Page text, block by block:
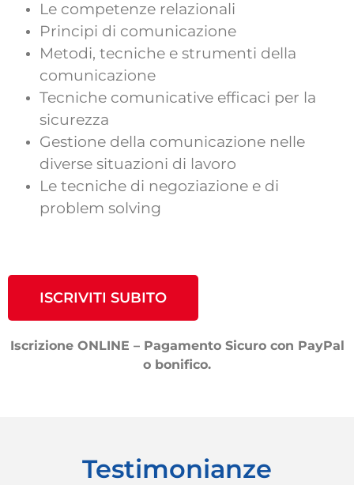
Le competenze relazionali
Principi di comunicazione
Metodi, tecniche e strumenti della
comunicazione
Tecniche comunicative efficaci per la
sicurezza
Gestione della comunicazione nelle
diverse situazioni di lavoro
Le tecniche di negoziazione e di
problem solving
ISCRIVITI SUBITO
Iscrizione ONLINE – Pagamento Sicuro con PayPal
o bonifico.
Testimonianze